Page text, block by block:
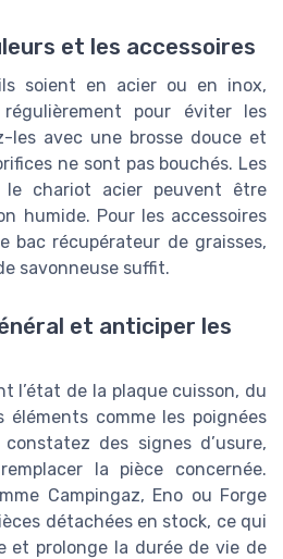
et les accessoires
soient en acier ou en inox,
pour éviter les
les avec une brosse douce et
ne sont pas bouchés. Les
chariot acier peuvent être
humide. Pour les accessoires
bac récupérateur de graisses,
savonneuse suffit.
et anticiper les
l’état de la plaque cuisson, du
comme les poignées
des signes d’usure,
la pièce concernée.
Campingaz, Eno ou Forge
détachées en stock, ce qui
et prolonge la durée de vie de